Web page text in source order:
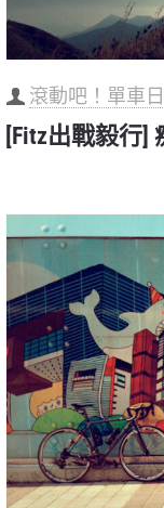
滾動吧！單車
[Fitz出戰毅行]